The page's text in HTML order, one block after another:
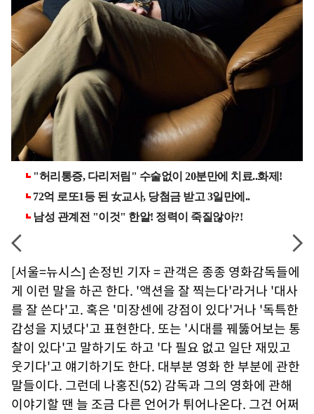
[서울=뉴시스] 손정빈 기자 = 관객은 종종 영화감독들에
게 이런 말을 하곤 한다. '액션을 잘 찍는다'라거나 '대사
를 잘 쓴다'고. 혹은 '미장센에 강점이 있다'거나 '독특한
감성을 지녔다'고 표현한다. 또는 '시대를 꿰뚫어보는 통
찰이 있다'고 말하기도 하고 '다 필요 없고 일단 재밌고
웃기다'고 얘기하기도 한다. 대부분 영화 한 부분에 관한
말들이다. 그런데 나홍진(52) 감독과 그의 영화에 관해
이야기할 땐 늘 조금 다른 언어가 튀어나온다. 그건 어쩌